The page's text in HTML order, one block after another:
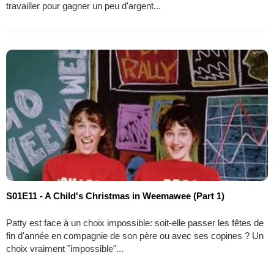
travailler pour gagner un peu d'argent...
S01E11 - A Child's Christmas in Weemawee (Part 1)
Patty est face à un choix impossible: soit-elle passer les fêtes de
fin d'année en compagnie de son père ou avec ses copines ? Un
choix vraiment "impossible"...